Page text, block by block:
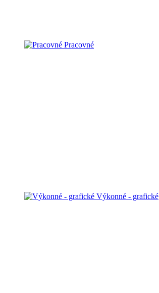
Pracovné
Výkonné - grafické